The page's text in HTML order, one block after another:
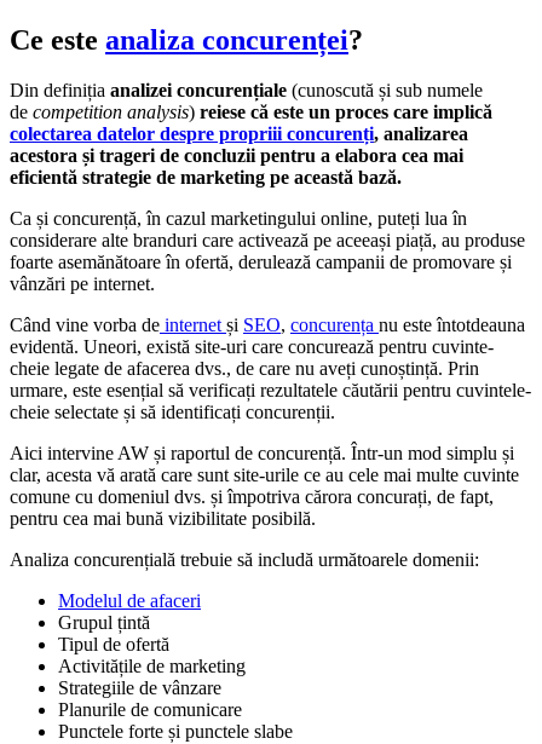
Ce este analiza concurenței?
Din definiția analizei concurențiale (cunoscută și sub numele
de competition analysis) reiese că este un proces care implică
colectarea datelor despre propriii concurenți, analizarea
acestora și trageri de concluzii pentru a elabora cea mai
eficientă strategie de marketing pe această bază.
Ca și concurență, în cazul marketingului online, puteți lua în
considerare alte branduri care activează pe aceeași piață, au produse
foarte asemănătoare în ofertă, derulează campanii de promovare și
vânzări pe internet.
Când vine vorba de internetși SEO, concurența nu este întotdeauna
evidentă. Uneori, există site-uri care concurează pentru cuvinte-
cheie legate de afacerea dvs., de care nu aveți cunoștință. Prin
urmare, este esențial să verificați rezultatele căutării pentru cuvintele-
cheie selectate și să identificați concurenții.
Aici intervine AW și raportul de concurență. Într-un mod simplu și
clar, acesta vă arată care sunt site-urile ce au cele mai multe cuvinte
comune cu domeniul dvs. și împotriva cărora concurați, de fapt,
pentru cea mai bună vizibilitate posibilă.
Analiza concurențială trebuie să includă următoarele domenii:
Modelul de afaceri
Grupul țintă
Tipul de ofertă
Activitățile de marketing
Strategiile de vânzare
Planurile de comunicare
Punctele forte și punctele slabe